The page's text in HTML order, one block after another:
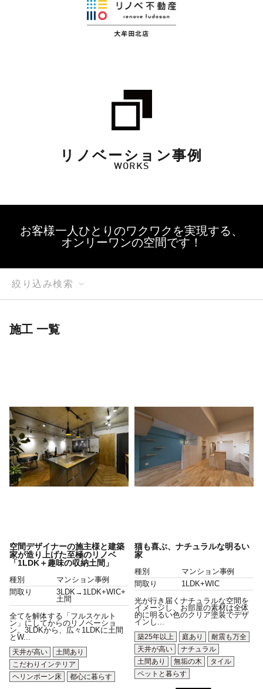
リノベーション事例
WORKS
お客様一人ひとりのワクワクを実現する、
オンリーワンの空間です！
絞り込み検索
施工 一覧
空間デザイナーの施主様と建築
家が造り上げた至極のリノベ
「1LDK＋趣味の収納土間」
種別
マンション事例
間取り
3LDK→1LDK+WIC+
土間
全てを解体する「フルスケルト
ン」にしてからのリノベーショ
ン。3LDKから、広々1LDKに土間
とW...
天井が高い
土間あり
こだわりインテリア
ヘリンボーン床
都心に暮らす
猫も喜ぶ、ナチュラルな明るい
家
種別
マンション事例
間取り
1LDK+WIC
光が行き届くナチュラルな空間を
イメージし、お部屋の素材は全体
的に明るい色のクリア塗装でデザ
インし...
築25年以上
庭あり
耐震も万全
天井が高い
ナチュラル
土間あり
無垢の木
タイル
ペットと暮らす